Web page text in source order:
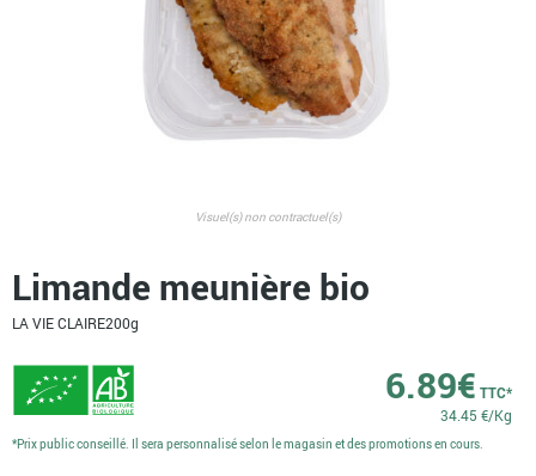
Visuel(s) non contractuel(s)
Limande meunière bio
LA VIE CLAIRE200g
6.89€ TTC*
34.45 €/Kg
*Prix public conseillé. Il sera personnalisé selon le magasin et des promotions en cours.